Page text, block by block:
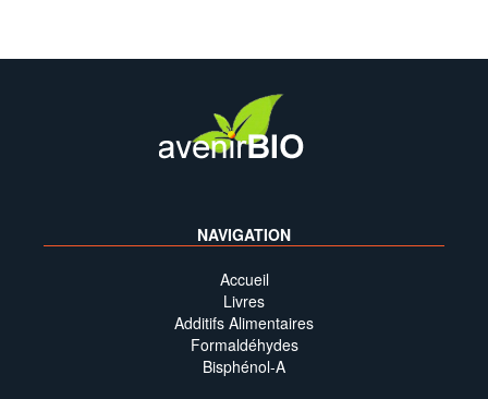
NAVIGATION
Accueil
Livres
Additifs Alimentaires
Formaldéhydes
Bisphénol-A